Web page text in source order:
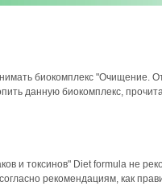
биокомплекс "Очищение.
данную биокомплекс,
и токсинов" Diet formula не
рекомендациям, как